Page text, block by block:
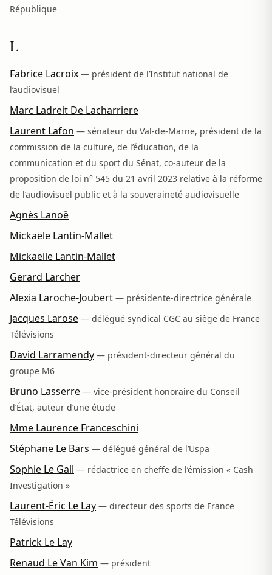
République
L
Fabrice Lacroix — président de l’Institut national de
l’audiovisuel
Marc Ladreit De Lacharriere
Laurent Lafon — sénateur du Val-de-Marne, président de la
commission de la culture, de l’éducation, de la
communication et du sport du Sénat, co-auteur de la
proposition de loi n° 545 du 21 avril 2023 relative à la réforme
de l’audiovisuel public et à la souveraineté audiovisuelle
Agnès Lanoë
Mickaële Lantin-Mallet
Mickaëlle Lantin-Mallet
Gerard Larcher
Alexia Laroche-Joubert — présidente-directrice générale
Jacques Larose — délégué syndical CGC au siège de France
Télévisions
David Larramendy — président-directeur général du
groupe M6
Bruno Lasserre — vice-président honoraire du Conseil
d’État, auteur d’une étude
Mme Laurence Franceschini
Stéphane Le Bars — délégué général de l’Uspa
Sophie Le Gall — rédactrice en cheffe de l’émission « Cash
Investigation »
Laurent-Éric Le Lay — directeur des sports de France
Télévisions
Patrick Le Lay
Renaud Le Van Kim — président